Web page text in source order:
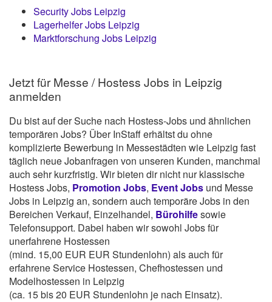
Security Jobs Leipzig
Lagerhelfer Jobs Leipzig
Marktforschung Jobs Leipzig
Jetzt für Messe / Hostess Jobs in Leipzig
anmelden
Du bist auf der Suche nach Hostess-Jobs und ähnlichen
temporären Jobs? Über InStaff erhältst du ohne
komplizierte Bewerbung in Messestädten wie Leipzig fast
täglich neue Jobanfragen von unseren Kunden, manchmal
auch sehr kurzfristig. Wir bieten dir nicht nur klassische
Hostess Jobs, Promotion Jobs, Event Jobs und Messe
Jobs in Leipzig an, sondern auch temporäre Jobs in den
Bereichen Verkauf, Einzelhandel, Bürohilfesowie
Telefonsupport. Dabei haben wir sowohl Jobs für
unerfahrene Hostessen
(mind. 15,00 EUR EUR Stundenlohn) als auch für
erfahrene Service Hostessen, Chefhostessen und
Modelhostessen in Leipzig
(ca. 15 bis 20 EUR Stundenlohn je nach Einsatz).